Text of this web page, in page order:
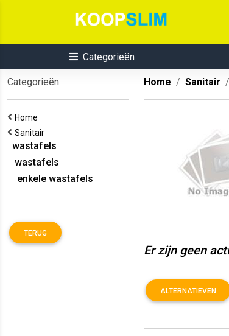
Categorieën
Categorieën
Home
Sanitair
wastafels
wastafels
enkele wastafels
TERUG
Home Sanitair
Er zijn geen
ALTERNATIEVEN